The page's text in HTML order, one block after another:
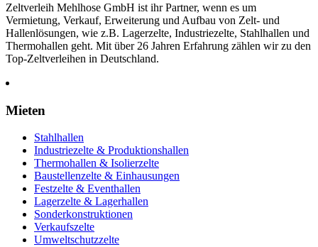
Zeltverleih Mehlhose GmbH ist ihr Partner, wenn es um
Vermietung, Verkauf, Erweiterung und Aufbau von Zelt- und
Hallenlösungen, wie z.B. Lagerzelte, Industriezelte, Stahlhallen und
Thermohallen geht. Mit über 26 Jahren Erfahrung zählen wir zu den
Top-Zeltverleihen in Deutschland.
Mieten
Stahlhallen
Industriezelte & Produktionshallen
Thermohallen & Isolierzelte
Baustellenzelte & Einhausungen
Festzelte & Eventhallen
Lagerzelte & Lagerhallen
Sonderkonstruktionen
Verkaufszelte
Umweltschutzzelte